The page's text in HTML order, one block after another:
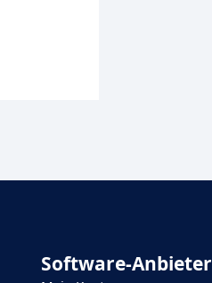
Software-Anbieter